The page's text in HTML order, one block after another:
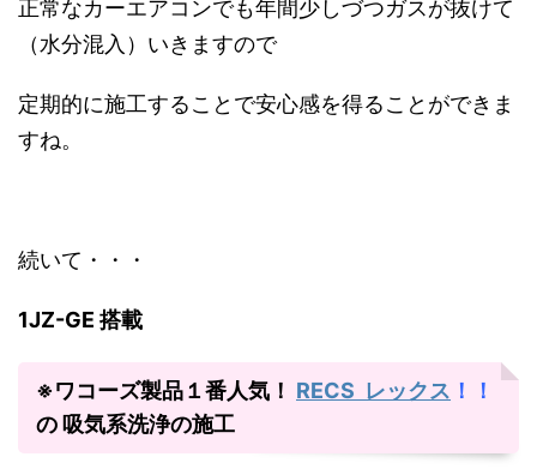
正常なカーエアコンでも年間少しづつガスが抜けて
（水分混入）いきますので
定期的に施工することで安心感を得ることができま
すね。
続いて・・・
1JZ-GE 搭載
※ワコーズ製品１番人気！ RECS レックス ！！
の 吸気系洗浄の施工